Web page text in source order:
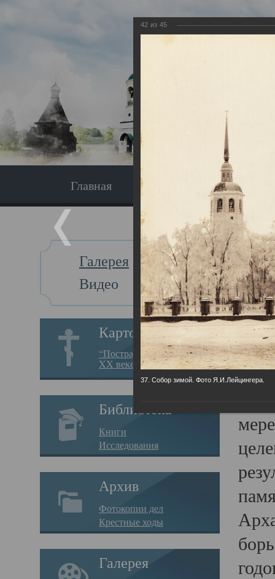
Главная Экскурсия
Галерея
Видео
Картотека
“Пострадавшие за веру в
XX веке на Севере”
Библиотека
Книги
Исследования
Архив
Фотокопии дел
Крестные ходы
Галерея
Главная
42 из 45
37. Собор зимой. Фото Я.И.Лейцингера.